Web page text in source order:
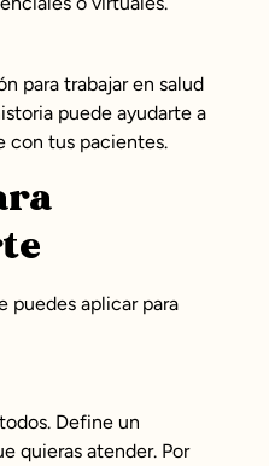
para trabajar en salud
puede ayudarte a
con tus pacientes.
puedes aplicar para
Define un
quieras atender. Por